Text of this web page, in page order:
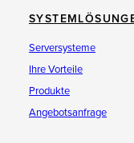
Serversysteme
Ihre Vorteile
Produkte
Angebotsanfrage